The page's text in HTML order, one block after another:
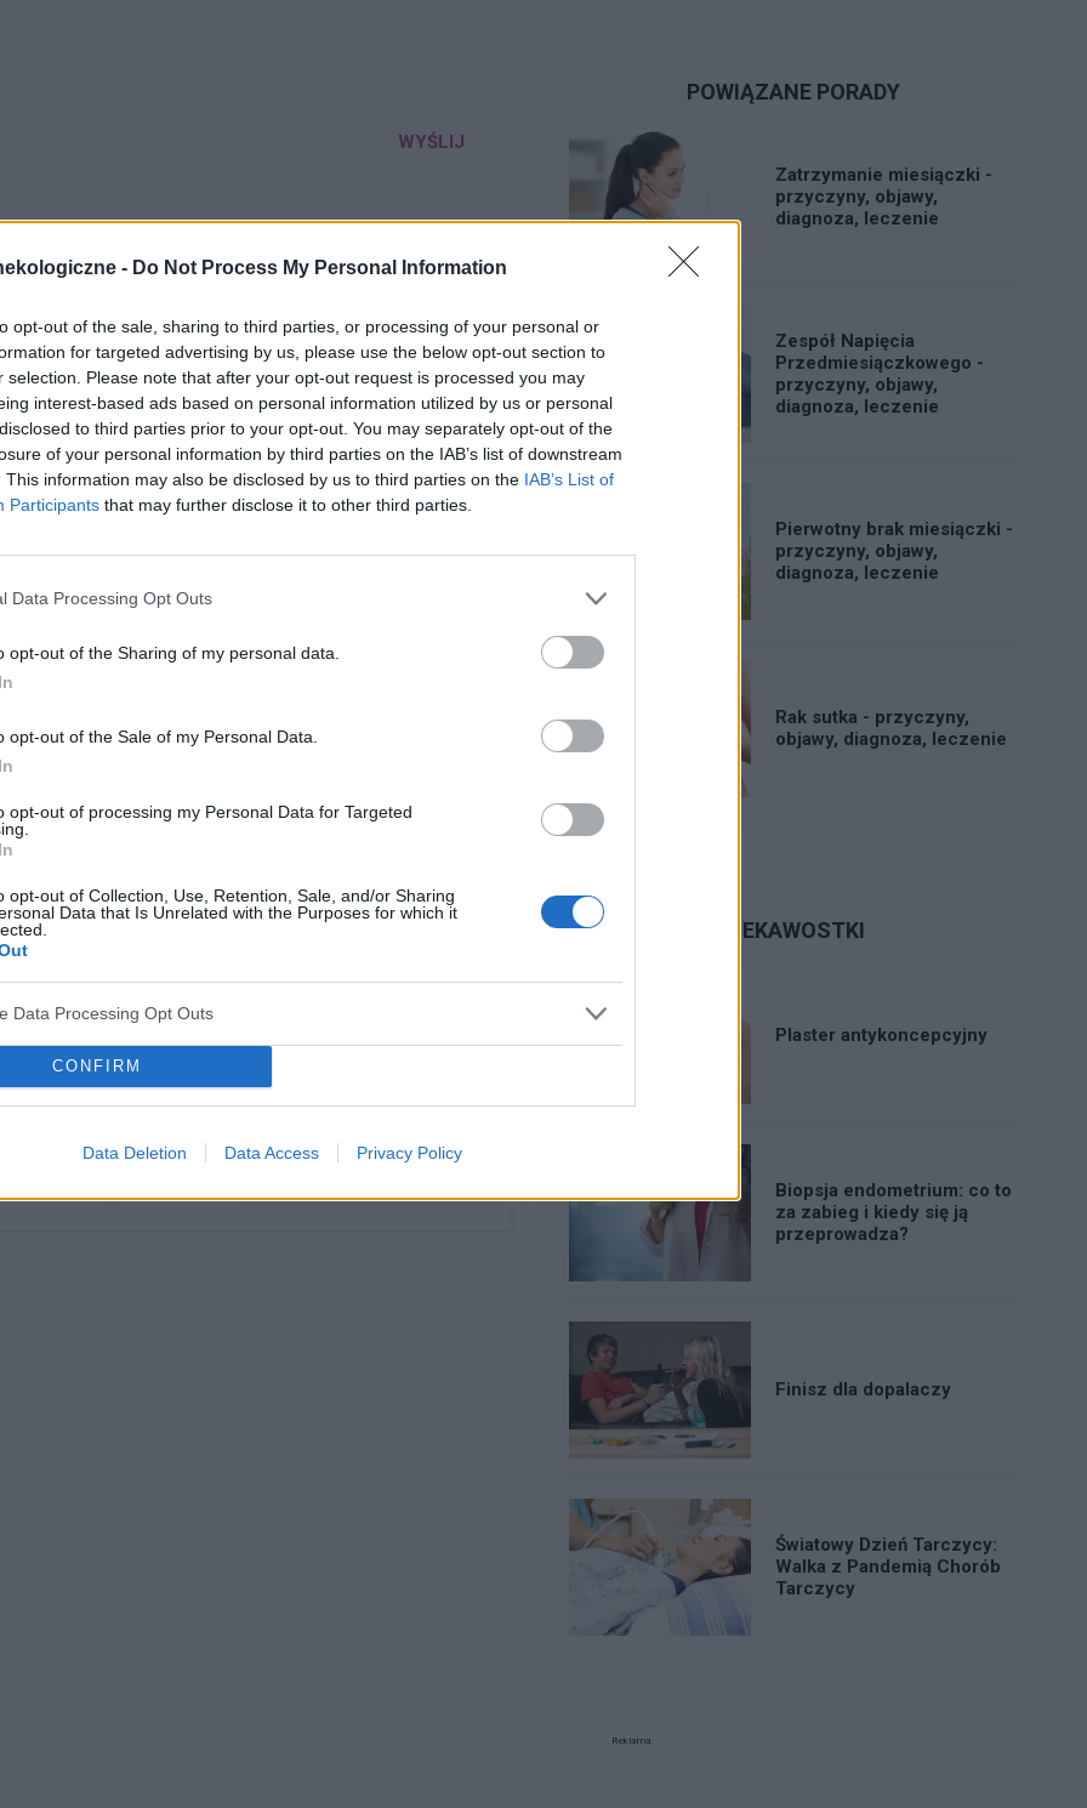
- Do Not Process My Personal Information
opt-out of the sale, sharing to third parties, or processing of your personal or
for targeted advertising by us, please use the below opt-out section to
selection. Please note that after your opt-out request is processed you may
interest-based ads based on personal information utilized by us or personal
to third parties prior to your opt-out. You may separately opt-out of the
of your personal information by third parties on the IAB’s list of downstream
This information may also be disclosed by us to third parties on the IAB’s List of
Participants that may further disclose it to other third parties.
Data Processing Opt Outs
opt-out of the Sharing of my personal data.
opt-out of the Sale of my Personal Data.
opt-out of processing my Personal Data for Targeted
opt-out of Collection, Use, Retention, Sale, and/or Sharing
Data that Is Unrelated with the Purposes for which it
Data Processing Opt Outs
CONFIRM
Data Deletion Data Access Privacy Policy
WYŚLIJ
palcem prejakulatu, który przeniósł się na jej
do pochwy 11 kwietnia (3 dni po owulacji wg
założona od początku do końca, została
się całkowicie szczelna w teście wody i
23 kwietnia nie pojawił się, co zbiega się z silną
oraz przyjmowaniem przez nią leków Theraflu i
o...
stosunek przerywany w prezerwatywie ostatni
3 dni i teraz niby 16 04 powinna być ale się spoznia 4
o...
trwa już pół roku . Pół roku temu zaczęłam plamić
( vibin )Gdy zaczęłam plamić a miesiączek
bo moje plamienia trwają np kilka dni palmie później
ciągiem . Dodam że zauważyłam że moje plamienia
mnie , wszytko ok dał tabletki przeciw krwotoczne
. Po czym udałam się na kolejną wizytę i doktor
na kelzy ( również bez zmian dalej krwawie ) . Nie
sobie z tym poradzić ostatnio zauważyłam że tej krwi
mnie cały czas piersi . Przepraszam że tak
być w ciąży? Tabletki biorę już od dłuższego czasu
– rozpoczęcie blistra (dzień 1) • 14.02 –
godzin
POWIĄZANE PORADY
Zatrzymanie miesiączki -
przyczyny, objawy,
diagnoza, leczenie
Zespół Napięcia
Przedmiesiączkowego -
przyczyny, objawy,
diagnoza, leczenie
Pierwotny brak miesiączki -
przyczyny, objawy,
diagnoza, leczenie
Rak sutka - przyczyny,
objawy, diagnoza, leczenie
CIEKAWOSTKI
Plaster antykoncepcyjny
Biopsja endometrium: co to
za zabieg i kiedy się ją
przeprowadza?
Finisz dla dopalaczy
Światowy Dzień Tarczycy:
Walka z Pandemią Chorób
Tarczycy
Reklama: